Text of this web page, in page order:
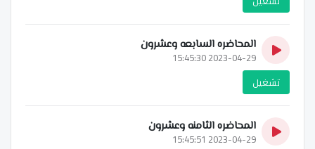
المحاضره السابعه وعشرون
2023-04-29 15:45:30
تشغيل
المحاضره الثامنه وعشرون
2023-04-29 15:45:51